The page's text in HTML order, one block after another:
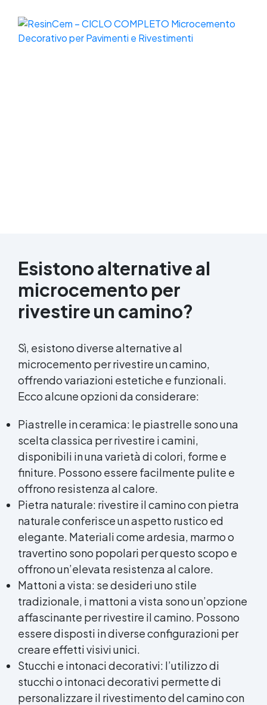
Esistono alternative al
microcemento per
rivestire un camino?
Sì, esistono diverse alternative al
microcemento per rivestire un camino,
offrendo variazioni estetiche e funzionali.
Ecco alcune opzioni da considerare:
Piastrelle in ceramica: le piastrelle sono una
scelta classica per rivestire i camini,
disponibili in una varietà di colori, forme e
finiture. Possono essere facilmente pulite e
offrono resistenza al calore.
Pietra naturale: rivestire il camino con pietra
naturale conferisce un aspetto rustico ed
elegante. Materiali come ardesia, marmo o
travertino sono popolari per questo scopo e
offrono un’elevata resistenza al calore.
Mattoni a vista: se desideri uno stile
tradizionale, i mattoni a vista sono un’opzione
affascinante per rivestire il camino. Possono
essere disposti in diverse configurazioni per
creare effetti visivi unici.
Stucchi e intonaci decorativi: l’utilizzo di
stucchi o intonaci decorativi permette di
personalizzare il rivestimento del camino con